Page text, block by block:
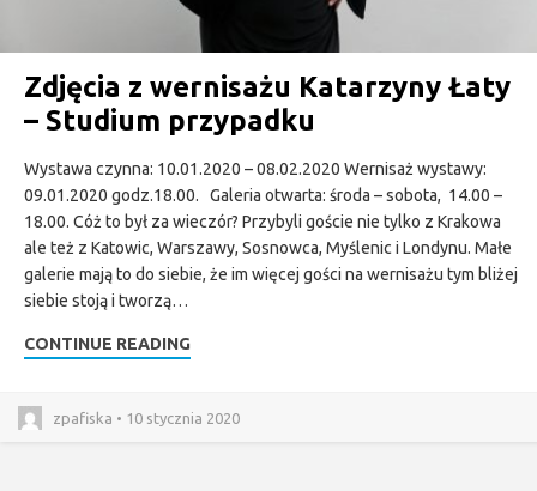
Zdjęcia z wernisażu Katarzyny Łaty
– Studium przypadku
Wystawa czynna: 10.01.2020 – 08.02.2020 Wernisaż wystawy:
09.01.2020 godz.18.00. Galeria otwarta: środa – sobota, 14.00 –
18.00. Cóż to był za wieczór? Przybyli goście nie tylko z Krakowa
ale też z Katowic, Warszawy, Sosnowca, Myślenic i Londynu. Małe
galerie mają to do siebie, że im więcej gości na wernisażu tym bliżej
siebie stoją i tworzą…
CONTINUE READING
zpafiska • 10 stycznia 2020